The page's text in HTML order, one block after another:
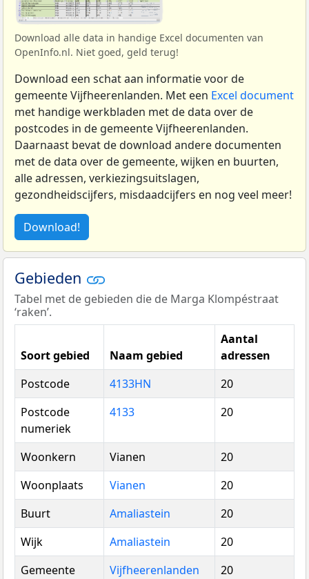
Download alle data in handige Excel documenten van
OpenInfo.nl. Niet goed, geld terug!
Download een schat aan informatie voor de
gemeente Vijfheerenlanden. Met een Excel document
met handige werkbladen met de data over de
postcodes in de gemeente Vijfheerenlanden.
Daarnaast bevat de download andere documenten
met de data over de gemeente, wijken en buurten,
alle adressen, verkiezingsuitslagen,
gezondheidscijfers, misdaadcijfers en nog veel meer!
Download!
Gebieden
Tabel met de gebieden die de Marga Klompéstraat
‘raken’.
Soort gebied Naam gebied
Aantal
adressen
Postcode
4133HN
20
Postcode
numeriek
4133 20
Woonkern Vianen
20
Woonplaats
Vianen
20
Buurt
Amaliastein
20
Wijk
Amaliastein
20
Gemeente
Vijfheerenlanden
20